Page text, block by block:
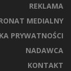
REKLAMA
MEDIALNY
PRYWATNOŚCI
NADAWCA
KONTAKT